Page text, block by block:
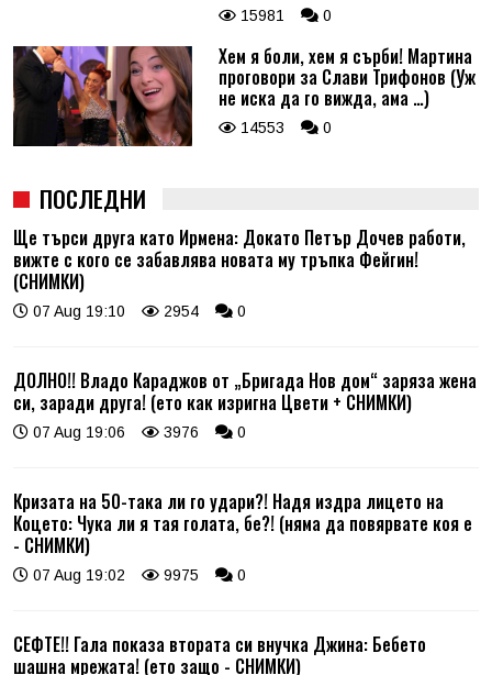
15981 0
Хем я боли, хем я сърби! Мартина
проговори за Слави Трифонов (Уж
не иска да го вижда, ама …)
14553 0
ПОСЛЕДНИ
Ще търси друга като Ирмена: Докато Петър Дочев работи,
вижте с кого се забавлява новата му тръпка Фейгин!
(СНИМКИ)
07 Aug 19:10 2954 0
ДОЛНО!! Владо Караджов от „Бригада Нов дом“ заряза жена
си, заради друга! (ето как изригна Цвети + СНИМКИ)
07 Aug 19:06 3976 0
Кризата на 50-така ли го удари?! Надя издра лицето на
Коцето: Чука ли я тая голата, бе?! (няма да повярвате коя е
- СНИМКИ)
07 Aug 19:02 9975 0
СЕФТЕ!! Гала показа втората си внучка Джина: Бебето
шашна мрежата! (ето защо - СНИМКИ)